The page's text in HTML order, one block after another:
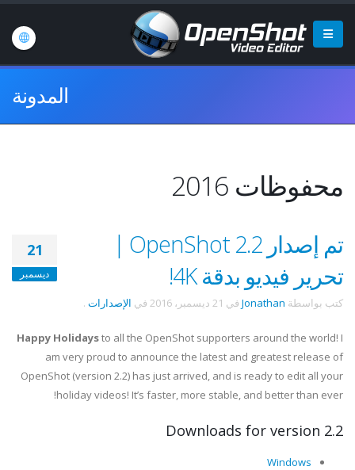
المدونة
محفوظات 2016
21
ديسمبر
تم إصدار OpenShot 2.2 |
تحرير فيديو بدقة 4K!
كتب بواسطة Jonathan في 21 ديسمبر، 2016 في الإصدارات .
Happy Holidaysto all the OpenShot supporters around the world! I
am very proud to announce the latest and greatest release of
OpenShot (version 2.2) has just arrived, and is ready to edit all your
holiday videos! It’s faster, more stable, and better than ever!
Downloads for version 2.2
Windows